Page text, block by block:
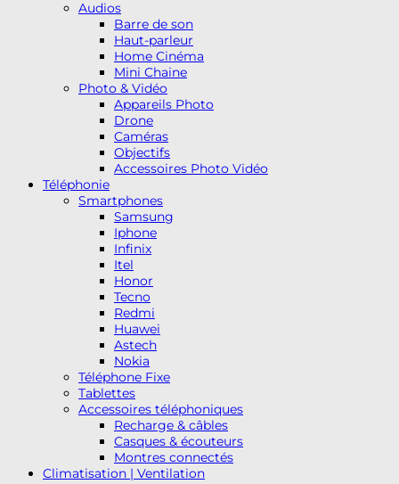
Audios
Barre de son
Haut-parleur
Home Cinéma
Mini Chaine
Photo & Vidéo
Appareils Photo
Drone
Caméras
Objectifs
Accessoires Photo Vidéo
Téléphonie
Smartphones
Samsung
Iphone
Infinix
Itel
Honor
Tecno
Redmi
Huawei
Astech
Nokia
Téléphone Fixe
Tablettes
Accessoires téléphoniques
Recharge & câbles
Casques & écouteurs
Montres connectés
Climatisation | Ventilation